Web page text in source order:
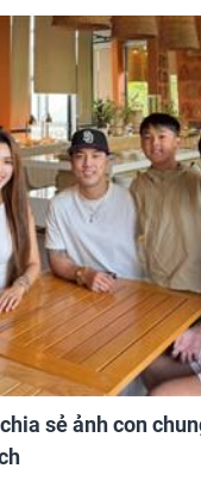
sẻ ảnh con